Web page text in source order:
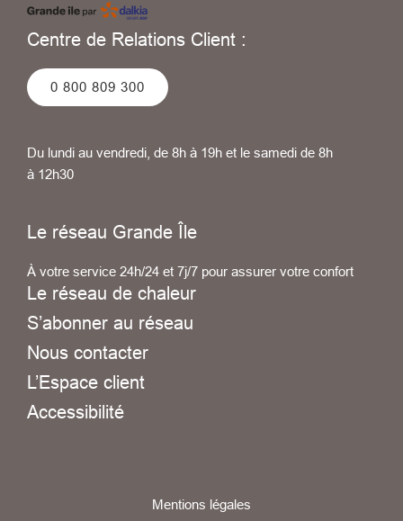
Centre de Relations Client :
0 800 809 300
Du lundi au vendredi, de 8h à 19h et le samedi de 8h
à 12h30
Le réseau Grande Île
À votre service 24h/24 et 7j/7 pour assurer votre confort
Le réseau de chaleur
S’abonner au réseau
Nous contacter
L’Espace client
Accessibilité
Mentions légales